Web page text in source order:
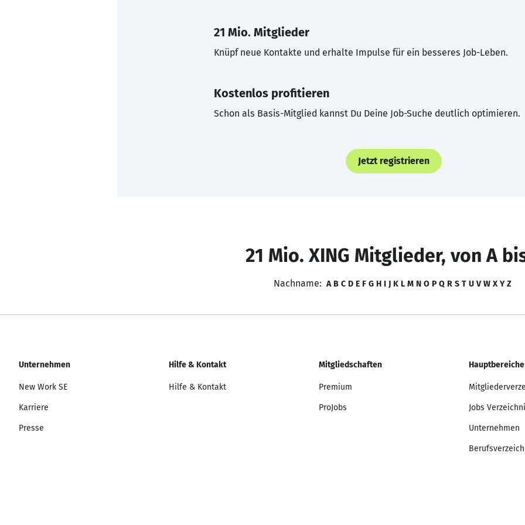
21 Mio. Mitglieder
Knüpf neue Kontakte und erhalte Impulse für ein besseres Job-Leben.
Kostenlos profitieren
Schon als Basis-Mitglied kannst Du Deine Job-Suche deutlich optimieren.
Jetzt registrieren
21 Mio. XING Mitglieder, von A
Nachname: A B C D E F G H I J K L M N O P Q R S T U V W X Y Z
Unternehmen
New Work SE
Karriere
Presse
Hilfe & Kontakt
Hilfe & Kontakt
Mitgliedschaften
Premium
ProJobs
Hauptbereiche
Jobs
Unternehmen